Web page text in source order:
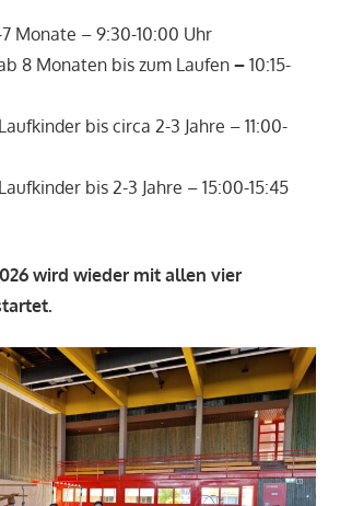
Monate – 9:30-10:00 Uhr
8 Monaten bis zum Laufen– 10:15-
Laufkinder bis circa 2-3 Jahre – 11:00-
bis 2-3 Jahre – 15:00-15:45
wird wieder mit allen vier